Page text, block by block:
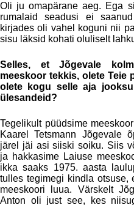
Oli ju omapärane aeg. Ega
rumalaid seadusi ei
kirjades oli vahel koguni nii
sisu läksid kohati oluliselt
Selles, et Jõgevale
meeskoor tekkis, olete Teie
olete kogu selle aja
ülesandeid?
Tegelikult püüdsime
Kaarel Tetsmann Jõgevale
järel jäi asi siiski soiku. Siis
ja hakkasime Laiuse
ikka saaks 1975. aasta
tulles tegimegi kindla otsuse,
meeskoori luua. Värskelt
Anton oli just see, kes